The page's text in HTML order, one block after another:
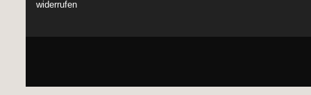
widerrufen